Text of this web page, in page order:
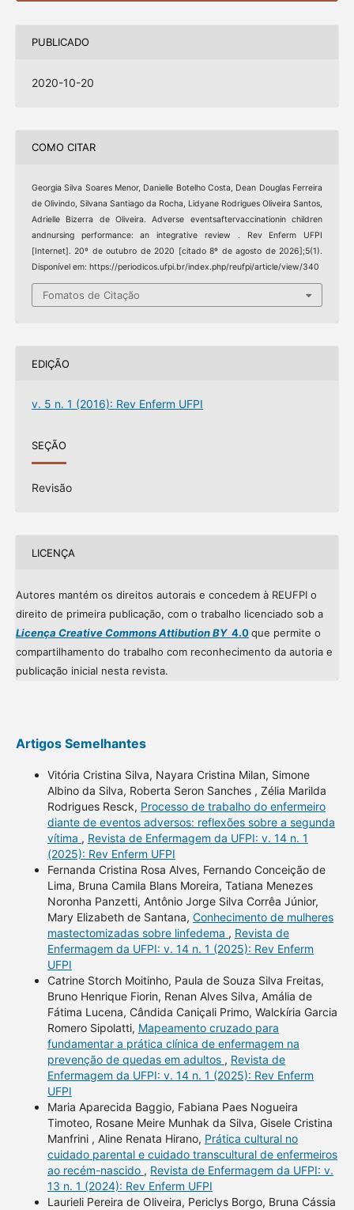
PUBLICADO
2020-10-20
COMO CITAR
Georgia Silva Soares Menor, Danielle Botelho Costa, Dean Douglas Ferreira
de Olivindo, Silvana Santiago da Rocha, Lidyane Rodrigues Oliveira Santos,
Adrielle Bizerra de Oliveira. Adverse eventsaftervaccinationin children
andnursing performance: an integrative review . Rev Enferm UFPI
[Internet]. 20º de outubro de 2020 [citado 8º de agosto de 2026];5(1).
Disponível em: https://periodicos.ufpi.br/index.php/reufpi/article/view/340
Fomatos de Citação
EDIÇÃO
v. 5 n. 1 (2016): Rev Enferm UFPI
SEÇÃO
Revisão
LICENÇA
Autores mantém os direitos autorais e concedem à REUFPI o
direito de primeira publicação, com o trabalho licenciado sob a
Licença Creative Commons Attibution BY4.0que permite o
compartilhamento do trabalho com reconhecimento da autoria e
publicação inicial nesta revista.
Artigos Semelhantes
Vitória Cristina Silva, Nayara Cristina Milan, Simone
Albino da Silva, Roberta Seron Sanches , Zélia Marilda
Rodrigues Resck, Processo de trabalho do enfermeiro
diante de eventos adversos: reflexões sobre a segunda
vítima , Revista de Enfermagem da UFPI: v. 14 n. 1
(2025): Rev Enferm UFPI
Fernanda Cristina Rosa Alves, Fernando Conceição de
Lima, Bruna Camila Blans Moreira, Tatiana Menezes
Noronha Panzetti, Antônio Jorge Silva Corrêa Júnior,
Mary Elizabeth de Santana, Conhecimento de mulheres
mastectomizadas sobre linfedema , Revista de
Enfermagem da UFPI: v. 14 n. 1 (2025): Rev Enferm
UFPI
Catrine Storch Moitinho, Paula de Souza Silva Freitas,
Bruno Henrique Fiorin, Renan Alves Silva, Amália de
Fátima Lucena, Cândida Caniçali Primo, Walckíria Garcia
Romero Sipolatti, Mapeamento cruzado para
fundamentar a prática clínica de enfermagem na
prevenção de quedas em adultos , Revista de
Enfermagem da UFPI: v. 14 n. 1 (2025): Rev Enferm
UFPI
Maria Aparecida Baggio, Fabiana Paes Nogueira
Timoteo, Rosane Meire Munhak da Silva, Gisele Cristina
Manfrini , Aline Renata Hirano, Prática cultural no
cuidado parental e cuidado transcultural de enfermeiros
ao recém-nascido , Revista de Enfermagem da UFPI: v.
13 n. 1 (2024): Rev Enferm UFPI
Laurieli Pereira de Oliveira, Periclys Borgo, Bruna Cássia